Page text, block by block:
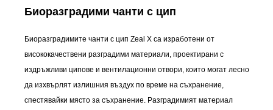
Биоразградими чанти с цип
Биоразградимите чанти с цип Zeal X са изработени от
висококачествени разградими материали, проектирани с
издръжливи ципове и вентилационни отвори, които могат лесно
да изхвърлят излишния въздух по време на съхранение,
спестявайки място за съхранение. Разградимият материал